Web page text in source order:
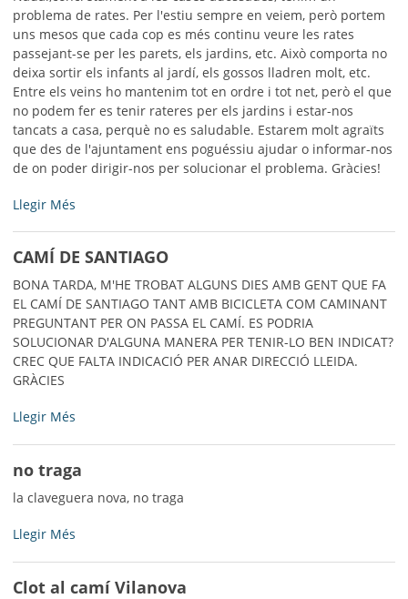
problema de rates. Per l'estiu sempre en veiem, però portem
uns mesos que cada cop es més continu veure les rates
passejant-se per les parets, els jardins, etc. Això comporta no
deixa sortir els infants al jardí, els gossos lladren molt, etc.
Entre els veins ho mantenim tot en ordre i tot net, però el que
no podem fer es tenir rateres per els jardins i estar-nos
tancats a casa, perquè no es saludable. Estarem molt agraïts
que des de l'ajuntament ens poguéssiu ajudar o informar-nos
de on poder dirigir-nos per solucionar el problema. Gràcies!
Rates
de
les
cases
-
Llegir Més
CAMÍ DE SANTIAGO
BONA TARDA, M'HE TROBAT ALGUNS DIES AMB GENT QUE FA
EL CAMÍ DE SANTIAGO TANT AMB BICICLETA COM CAMINANT
PREGUNTANT PER ON PASSA EL CAMÍ. ES PODRIA
SOLUCIONAR D'ALGUNA MANERA PER TENIR-LO BEN INDICAT?
CREC QUE FALTA INDICACIÓ PER ANAR DIRECCIÓ LLEIDA.
GRÀCIES
CAMÍ
-
Llegir Més
no traga
la claveguera nova, no traga
no
Llegir Més
Clot al camí Vilanova